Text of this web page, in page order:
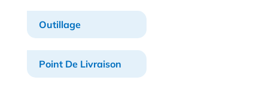
Outillage
Point De Livraison